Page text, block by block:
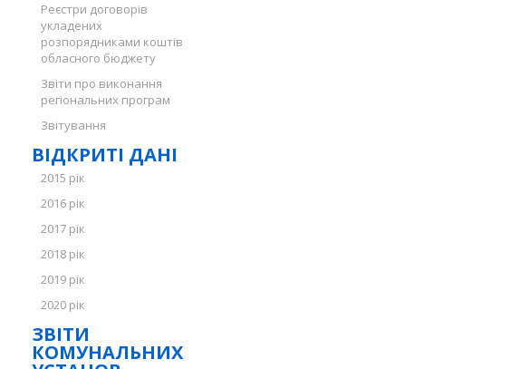
Реєстри договорів
укладених
розпорядниками коштів
обласного бюджету
Звіти про виконання
регіональних програм
Звітування
ВІДКРИТІ ДАНІ
2015 рік
2016 рік
2017 рік
2018 рік
2019 рік
2020 рік
ЗВІТИ
КОМУНАЛЬНИХ